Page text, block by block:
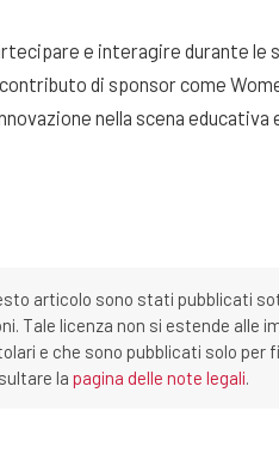
e interagire durante le
di sponsor come
nella scena educativa
articolo sono stati pubblicati
Tale licenza non si estende alle
e che sono pubblicati solo per
la pagina delle note legali.